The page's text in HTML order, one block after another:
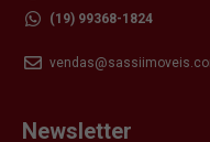
(19) 99368-1824
Newsletter